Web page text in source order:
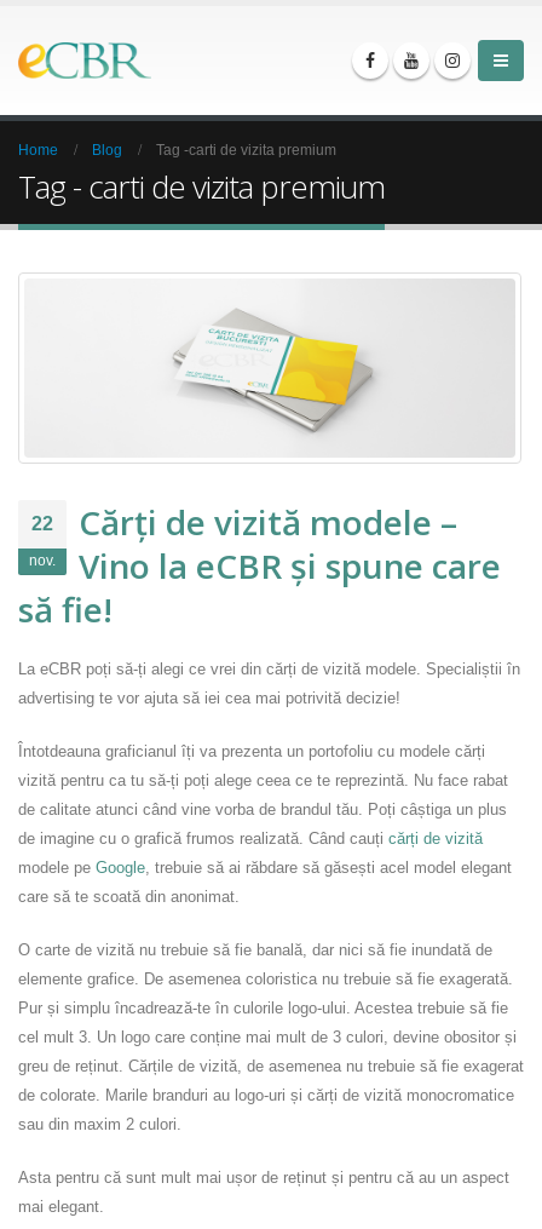
Home Blog Tag -carti de vizita premium
Tag - carti de vizita premium
22
nov.
Cărți de vizită modele –
Vino la eCBR și spune care
să fie!
La eCBR poți să-ți alegi ce vrei din cărți de vizită modele. Specialiștii în
advertising te vor ajuta să iei cea mai potrivită decizie!
Întotdeauna graficianul îți va prezenta un portofoliu cu modele cărți
vizită pentru ca tu să-ți poți alege ceea ce te reprezintă. Nu face rabat
de calitate atunci când vine vorba de brandul tău. Poți câștiga un plus
de imagine cu o grafică frumos realizată. Când cauți cărți de vizită
modele pe Google, trebuie să ai răbdare să găsești acel model elegant
care să te scoată din anonimat.
O carte de vizită nu trebuie să fie banală, dar nici să fie inundată de
elemente grafice. De asemenea coloristica nu trebuie să fie exagerată.
Pur și simplu încadrează-te în culorile logo-ului. Acestea trebuie să fie
cel mult 3. Un logo care conține mai mult de 3 culori, devine obositor și
greu de reținut. Cărțile de vizită, de asemenea nu trebuie să fie exagerat
de colorate. Marile branduri au logo-uri și cărți de vizită monocromatice
sau din maxim 2 culori.
Asta pentru că sunt mult mai ușor de reținut și pentru că au un aspect
mai elegant.